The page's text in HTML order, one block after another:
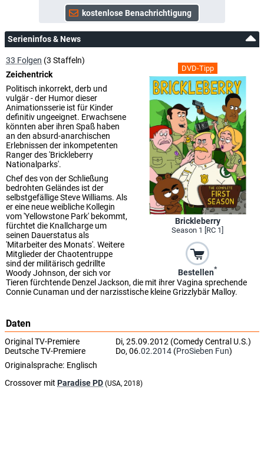
Serieninfos & News
DVD-Tipp
Brickleberry
Season 1 [RC 1]
Bestellen*
33 Folgen (3 Staffeln)
Zeichentrick
Politisch inkorrekt, derb und
vulgär - der Humor dieser
Animationsserie ist für Kinder
definitiv ungeeignet. Erwachsene
könnten aber ihren Spaß haben
an den absurd-anarchischen
Erlebnissen der inkompetenten
Ranger des 'Brickleberry
Nationalparks'.
Chef des von der Schließung
bedrohten Geländes ist der
selbstgefällige Steve Williams. Als
er eine neue weibliche Kollegin
vom 'Yellowstone Park' bekommt,
fürchtet die Knallcharge um
seinen Dauerstatus als
'Mitarbeiter des Monats'. Weitere
Mitglieder der Chaotentruppe
sind der militärisch gedrillte
Woody Johnson, der sich vor
Tieren fürchtende Denzel Jackson, die mit ihrer Vagina sprechende
Connie Cunaman und der narzisstische kleine Grizzlybär Malloy.
Daten
Original TV-Premiere
Di, 25.09.2012 (Comedy Central U.S.)
Deutsche TV-Premiere
Do, 06.02.2014 (ProSieben Fun)
Originalsprache: Englisch
Crossover mit Paradise PD (USA, 2018)